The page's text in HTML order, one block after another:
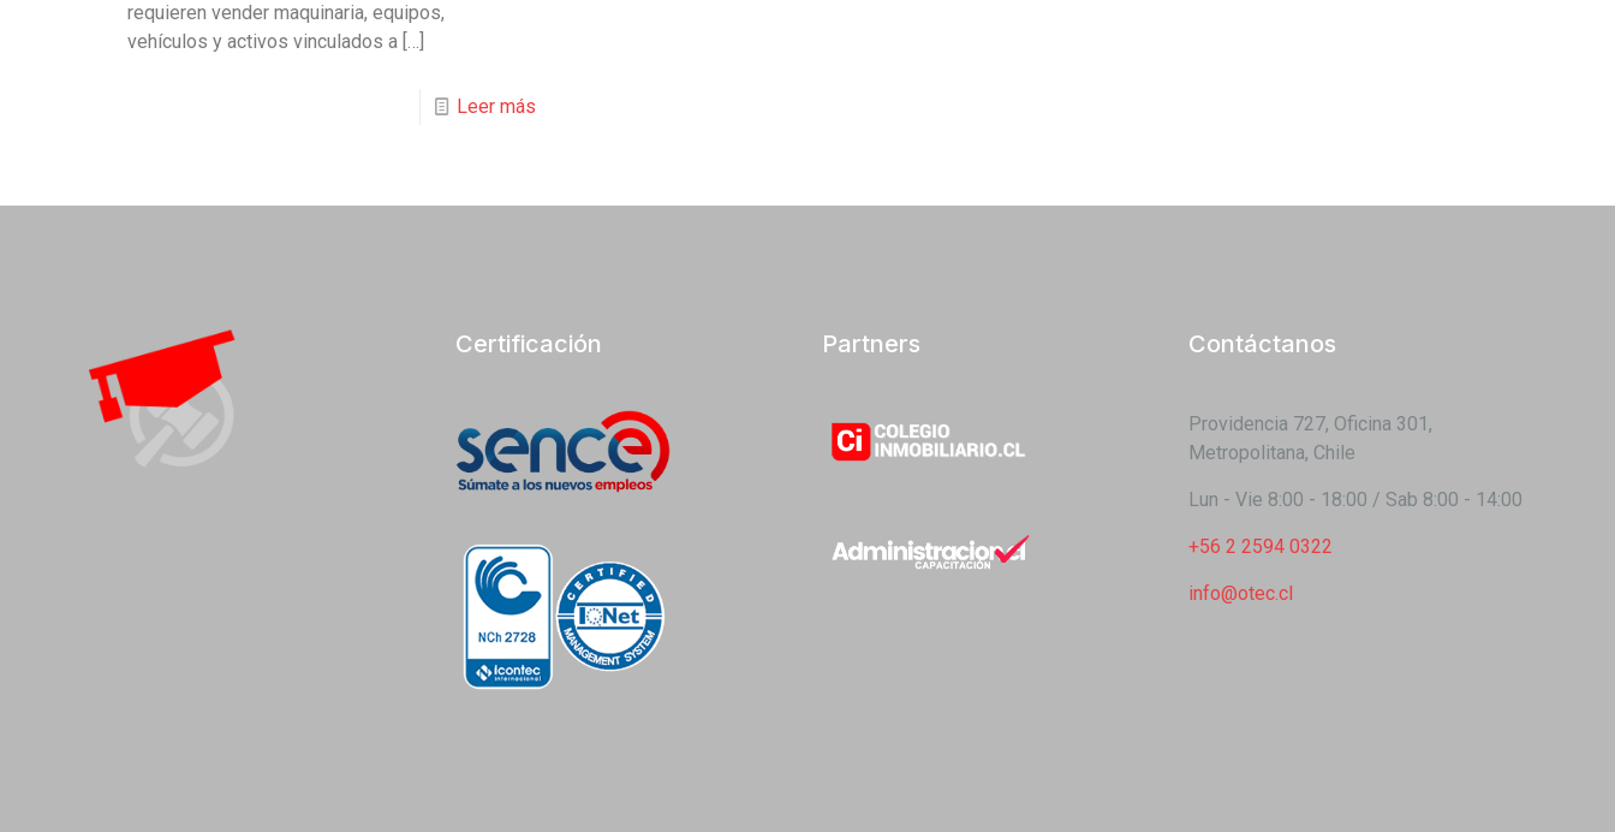
requieren vender maquinaria, equipos,
vehículos y activos vinculados a[…]
Leer más
Certificación Partners Contáctanos
Providencia 727, Oficina 301,
Metropolitana, Chile
Lun - Vie 8:00 - 18:00 / Sab 8:00 - 14:00
+56 2 2594 0322
info@otec.cl